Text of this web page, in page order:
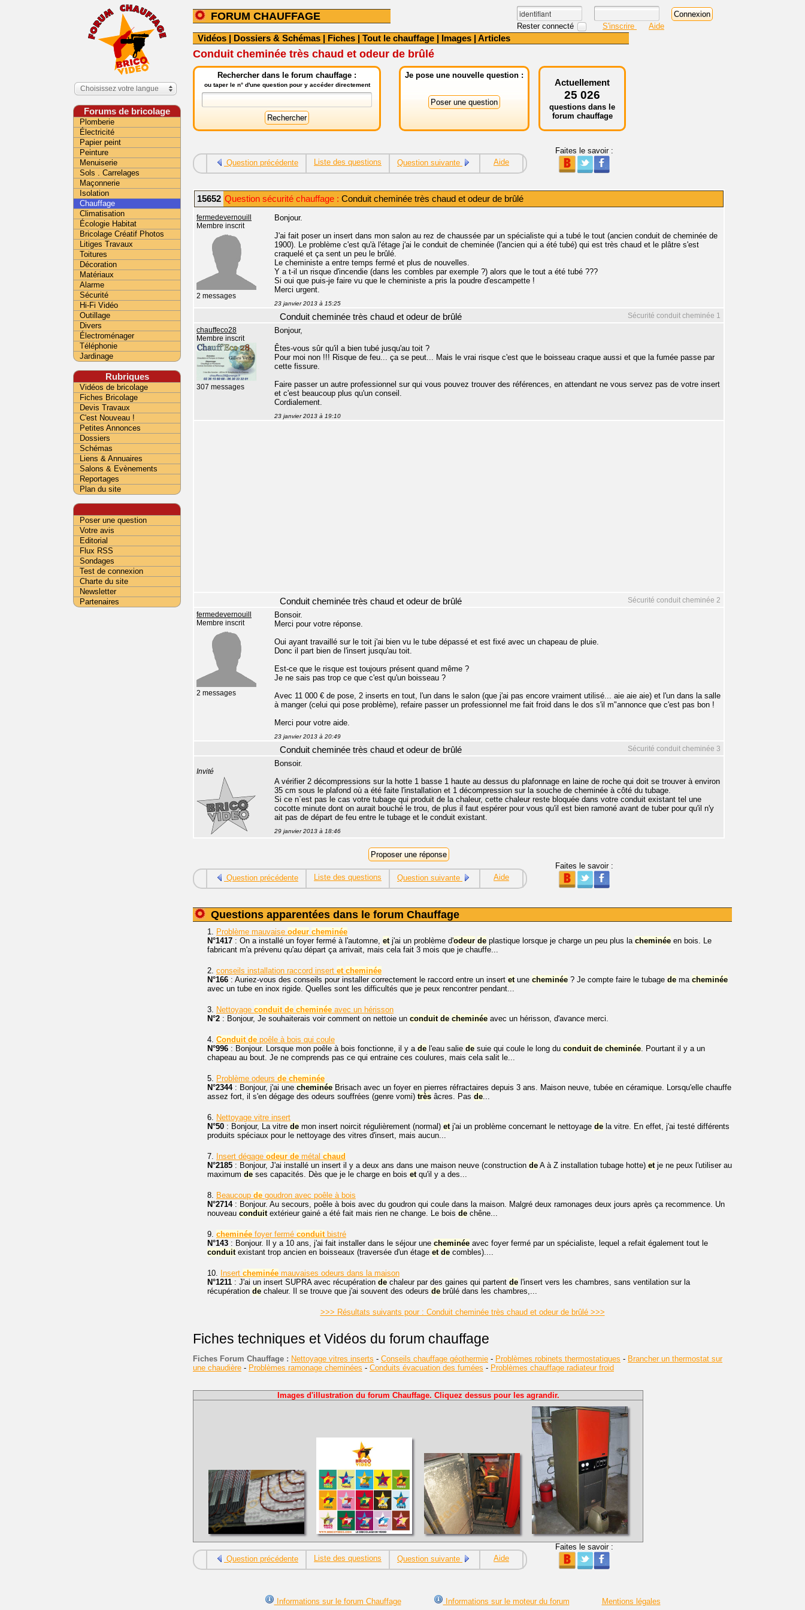
FORUM CHAUFFAGE
Rester connecté S'inscrire Aide
Vidéos | Dossiers & Schémas | Fiches | Tout le chauffage | Images | Articles
Conduit cheminée très chaud et odeur de brûlé
Rechercher dans le forum chauffage :
ou taper le n° d'une question pour y accéder directement
Je pose une nouvelle question :
Actuellement
25 026
questions dans le
forum chauffage
Question précédente Liste des questions Question suivante Aide
Faites le savoir :
15652 Question sécurité chauffage : Conduit cheminée très chaud et odeur de brûlé
fermedevernouill
Membre inscrit
2 messages
Bonjour.
J'ai fait poser un insert dans mon salon au rez de chaussée par un spécialiste qui a tubé le tout (ancien conduit de cheminée de
1900). Le problème c'est qu'à l'étage j'ai le conduit de cheminée (l'ancien qui a été tubé) qui est très chaud et le plâtre s'est
craquelé et ça sent un peu le brûlé.
Le cheministe a entre temps fermé et plus de nouvelles.
Y a t-il un risque d'incendie (dans les combles par exemple ?) alors que le tout a été tubé ???
Si oui que puis-je faire vu que le cheministe a pris la poudre d'escampette !
Merci urgent.
23 janvier 2013 à 15:25
Sécurité conduit cheminée 1
Conduit cheminée très chaud et odeur de brûlé
chauffeco28
Membre inscrit
307 messages
Bonjour,
Êtes-vous sûr qu'il a bien tubé jusqu'au toit ?
Pour moi non !!! Risque de feu... ça se peut... Mais le vrai risque c'est que le boisseau craque aussi et que la fumée passe par
cette fissure.
Faire passer un autre professionnel sur qui vous pouvez trouver des références, en attendant ne vous servez pas de votre insert
et c'est beaucoup plus qu'un conseil.
Cordialement.
23 janvier 2013 à 19:10
Sécurité conduit cheminée 2
Conduit cheminée très chaud et odeur de brûlé
fermedevernouill
Membre inscrit
2 messages
Bonsoir.
Merci pour votre réponse.
Oui ayant travaillé sur le toit j'ai bien vu le tube dépassé et est fixé avec un chapeau de pluie.
Donc il part bien de l'insert jusqu'au toit.
Est-ce que le risque est toujours présent quand même ?
Je ne sais pas trop ce que c'est qu'un boisseau ?
Avec 11 000 € de pose, 2 inserts en tout, l'un dans le salon (que j'ai pas encore vraiment utilisé... aie aie aie) et l'un dans la salle
à manger (celui qui pose problème), refaire passer un professionnel me fait froid dans le dos s'il m"annonce que c'est pas bon !
Merci pour votre aide.
23 janvier 2013 à 20:49
Sécurité conduit cheminée 3
Conduit cheminée très chaud et odeur de brûlé
Invité
Bonsoir.
A vérifier 2 décompressions sur la hotte 1 basse 1 haute au dessus du plafonnage en laine de roche qui doit se trouver à environ
35 cm sous le plafond où a été faite l'installation et 1 décompression sur la souche de cheminée à côté du tubage.
Si ce n`est pas le cas votre tubage qui produit de la chaleur, cette chaleur reste bloquée dans votre conduit existant tel une
cocotte minute dont on aurait bouché le trou, de plus il faut espérer pour vous qu'il est bien ramoné avant de tuber pour qu'il n'y
ait pas de départ de feu entre le tubage et le conduit existant.
29 janvier 2013 à 18:46
Question précédente Liste des questions Question suivante Aide
Faites le savoir :
Questions apparentées dans le forum Chauffage
1. Problème mauvaise odeur cheminée
N°1417 : On a installé un foyer fermé à l'automne, etj'ai un problème d'odeur de plastique lorsque je charge un peu plus la cheminée en bois. Le
fabricant m'a prévenu qu'au départ ça arrivait, mais cela fait 3 mois que je chauffe...
2. conseils installation raccord insert et cheminée
N°166 : Auriez-vous des conseils pour installer correctement le raccord entre un insert etune cheminée ? Je compte faire le tubage de ma cheminée
avec un tube en inox rigide. Quelles sont les difficultés que je peux rencontrer pendant...
3. Nettoyage conduit de cheminée avec un hérisson
N°2 : Bonjour, Je souhaiterais voir comment on nettoie un conduit de cheminée avec un hérisson, d'avance merci.
4. Conduit de poêle à bois qui coule
N°996 : Bonjour. Lorsque mon poêle à bois fonctionne, il y a de l'eau salie de suie qui coule le long du conduit de cheminée. Pourtant il y a un
chapeau au bout. Je ne comprends pas ce qui entraine ces coulures, mais cela salit le...
5. Problème odeurs de cheminée
N°2344: Bonjour, j'ai une cheminée Brisach avec un foyer en pierres réfractaires depuis 3 ans. Maison neuve, tubée en céramique. Lorsqu'elle chauffe
assez fort, il s'en dégage des odeurs souffrées (genre vomi) très âcres. Pas de...
6. Nettoyage vitre insert
N°50 : Bonjour, La vitre de mon insert noircit régulièrement (normal) etj'ai un problème concernant le nettoyage de la vitre. En effet, j'ai testé différents
produits spéciaux pour le nettoyage des vitres d'insert, mais aucun...
7. Insert dégage odeur de métal chaud
N°2185 : Bonjour, J'ai installé un insert il y a deux ans dans une maison neuve (construction de A à Z installation tubage hotte) etje ne peux l'utiliser au
maximum de ses capacités. Dès que je le charge en bois etqu'il y a des...
8. Beaucoup de goudron avec poêle à bois
N°2714: Bonjour. Au secours, poêle à bois avec du goudron qui coule dans la maison. Malgré deux ramonages deux jours après ça recommence. Un
nouveau conduitextérieur gainé a été fait mais rien ne change. Le bois de chêne...
9. cheminée foyer fermé conduitbistré
N°143 : Bonjour. Il y a 10 ans, j'ai fait installer dans le séjour une cheminée avec foyer fermé par un spécialiste, lequel a refait également tout le
conduitexistant trop ancien en boisseaux (traversée d'un étage et de combles)....
10. Insert cheminée mauvaises odeurs dans la maison
N°1211 : J'ai un insert SUPRA avec récupération de chaleur par des gaines qui partent de l'insert vers les chambres, sans ventilation sur la
récupération de chaleur. Il se trouve que j'ai souvent des odeurs de brûlé dans les chambres,...
>>> Résultats suivants pour : Conduit cheminée très chaud et odeur de brûlé >>>
Fiches techniques et Vidéos du forum chauffage
Fiches Forum Chauffage : Nettoyage vitres inserts - Conseils chauffage géothermie - Problèmes robinets thermostatiques - Brancher un thermostat sur
une chaudière - Problèmes ramonage cheminées - Conduits évacuation des fumées - Problèmes chauffage radiateur froid
Images d'illustration du forum Chauffage. Cliquez dessus pour les agrandir.
Question précédente Liste des questions Question suivante Aide
Faites le savoir :
Informations sur le forum Chauffage Informations sur le moteur du forum Mentions légales
Choisissez votre langue
Forums de bricolage
Plomberie
Électricité
Papier peint
Peinture
Menuiserie
Sols . Carrelages
Maçonnerie
Isolation
Chauffage
Climatisation
Écologie Habitat
Bricolage Créatif Photos
Litiges Travaux
Toitures
Décoration
Matériaux
Alarme
Sécurité
Hi-Fi Vidéo
Outillage
Divers
Électroménager
Téléphonie
Jardinage
Rubriques
Vidéos de bricolage
Fiches Bricolage
Devis Travaux
C'est Nouveau !
Petites Annonces
Dossiers
Schémas
Liens & Annuaires
Salons & Evènements
Reportages
Plan du site
Poser une question
Votre avis
Editorial
Flux RSS
Sondages
Test de connexion
Charte du site
Newsletter
Partenaires